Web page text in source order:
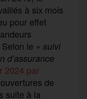
à six mois
pour effet
Selon le « suivi
d’assurance
2024 par
de
suite à la